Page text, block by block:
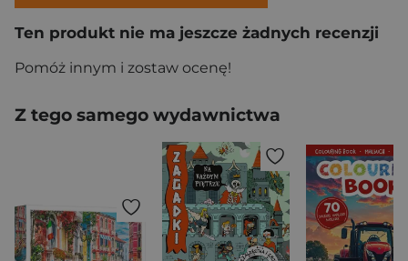
Ten produkt nie ma jeszcze żadnych recenzji
Pomóż innym i zostaw ocenę!
Z tego samego wydawnictwa